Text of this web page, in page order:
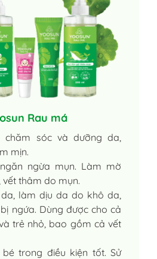
Rau má
chăm sóc và dưỡng da,
mịn.
ngừa mụn. Làm mờ
vết thâm do mụn.
làm dịu da do khô da,
ngứa. Dùng được cho cả
trẻ nhỏ, bao gồm cả vết
trong điều kiện tốt. Sử